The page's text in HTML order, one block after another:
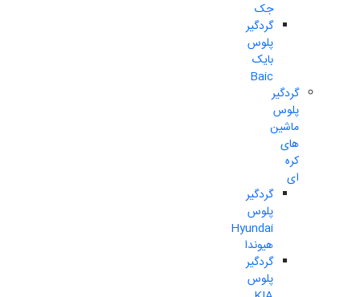
جک
گردگیر
پلوس
بایک
Baic
گردگیر
پلوس
ماشین
های
کره
ای
گردگیر
پلوس
Hyundai
هیوندا
گردگیر
پلوس